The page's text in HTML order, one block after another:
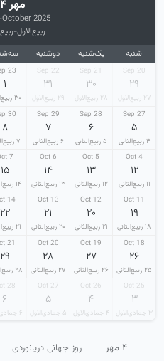
مهر ۱۴۰۴
2025
ربیع‌الاول-
شنبه یک‌شنبه دوشنبه
20 Sep
۲۹
۲۷ ربیع‌الاول
21 Sep
۳۰
۲۸ ربیع‌الاول
22 Sep
۳۱
۲۹ ربیع‌الاول
23 Sep
۱
۳۰ ربیع‌الاول
27 Sep
۵
۴ ربیع‌الثانی
28 Sep
۶
۵ ربیع‌الثانی
29 Sep
۷
۶ ربیع‌الثانی
30 Sep
۸
۷ ربیع‌الثانی
4 Oct
۱۲
۱۱ ربیع‌الثانی
5 Oct
۱۳
۱۲ ربیع‌الثانی
6 Oct
۱۴
۱۳ ربیع‌الثانی
7 Oct
۱۵
۱۴ ربیع‌الثانی
11 Oct
۱۹
۱۸ ربیع‌الثانی
12 Oct
۲۰
۱۹ ربیع‌الثانی
13 Oct
۲۱
۲۰ ربیع‌الثانی
14 Oct
۲۲
۲۱ ربیع‌الثانی
18 Oct
۲۶
۲۵ ربیع‌الثانی
19 Oct
۲۷
۲۶ ربیع‌الثانی
20 Oct
۲۸
۲۷ ربیع‌الثانی
21 Oct
۲۹
۲۸ ربیع‌الثانی
25 Oct
۳
۳ جمادی‌الاول
26 Oct
۴
۴ جمادی‌الاول
27 Oct
۵
۵ جمادی‌الاول
28 Oct
۶
۶ جمادی‌الاول
۴ مهر
روز جهانی دریانوردی